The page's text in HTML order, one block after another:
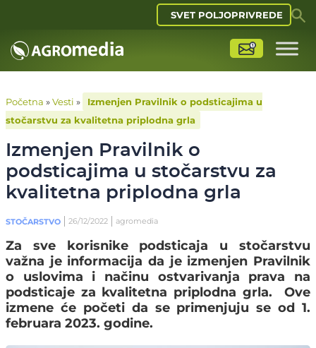
SVET POLJOPRIVREDE
Početna »Vesti »
Izmenjen Pravilnik o podsticajima u
stočarstvu za kvalitetna priplodna grla
Izmenjen Pravilnik o
podsticajima u stočarstvu za
kvalitetna priplodna grla
STOČARSTVO 26/12/2022 agromedia
Za sve korisnike podsticaja u stočarstvu
važna je informacija da je izmenjen Pravilnik
o uslovima i načinu ostvarivanja prava na
podsticaje za kvalitetna priplodna grla. Ove
izmene će početi da se primenjuju se od 1.
februara 2023. godine.